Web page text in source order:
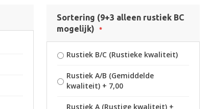
Sortering (9+3 alleen rustiek BC
mogelijk)
Rustiek B/C (Rustieke kwaliteit)
Rustiek A/B (Gemiddelde
kwaliteit) + 7,00
Rustiek A (Rustige kwaliteit) +